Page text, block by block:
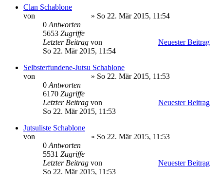
Clan Schablone
von
» So 22. Mär 2015, 11:54
0 Antworten
5653 Zugriffe
Letzter Beitrag von
Neuester Beitrag
So 22. Mär 2015, 11:54
Selbsterfundene-Jutsu Schablone
von
» So 22. Mär 2015, 11:53
0 Antworten
6170 Zugriffe
Letzter Beitrag von
Neuester Beitrag
So 22. Mär 2015, 11:53
Jutsuliste Schablone
von
» So 22. Mär 2015, 11:53
0 Antworten
5531 Zugriffe
Letzter Beitrag von
Neuester Beitrag
So 22. Mär 2015, 11:53